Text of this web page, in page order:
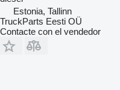
Estonia, Tallinn
TruckParts Eesti OÜ
Contacte con el vendedor